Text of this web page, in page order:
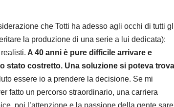
che Totti ha adesso agli occhi di tutti
la produzione di una serie a lui dedicata):
A 40 anni è pure difficile arrivare e
stato costretto. Una soluzione si poteva
essere io a prendere la decisione. Se mi
fatto un percorso straordinario, una carriera